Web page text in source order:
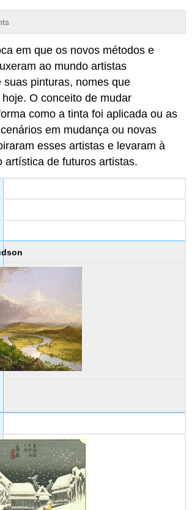
em que os novos métodos e
ao mundo artistas
suas pinturas, nomes que
O conceito de mudar
como a tinta foi aplicada ou as
em mudança ou novas
esses artistas e levaram à
artística de futuros artistas.